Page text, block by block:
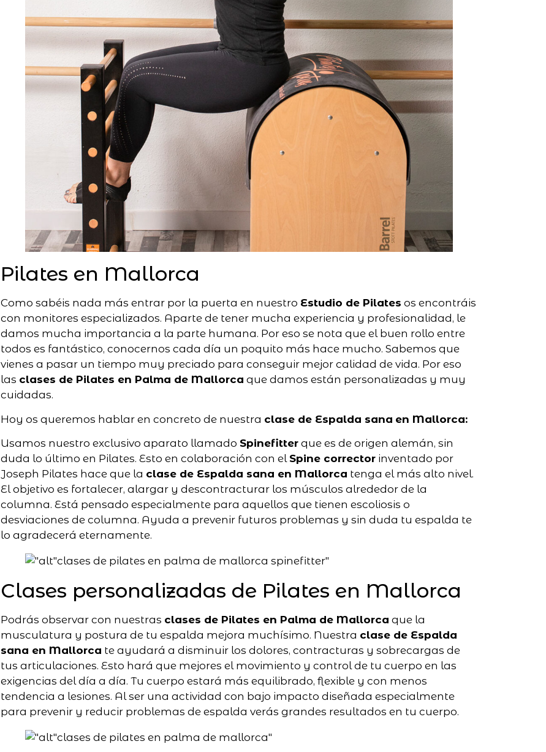
Pilates en Mallorca
Como sabéis nada más entrar por la puerta en nuestro Estudio de Pilates os encontráis
con monitores especializados. Aparte de tener mucha experiencia y profesionalidad, le
damos mucha importancia a la parte humana. Por eso se nota que el buen rollo entre
todos es fantástico, conocernos cada día un poquito más hace mucho. Sabemos que
vienes a pasar un tiempo muy preciado para conseguir mejor calidad de vida. Por eso
las clases de Pilates en Palma de Mallorca que damos están personalizadas y muy
cuidadas.
Hoy os queremos hablar en concreto de nuestra clase de Espalda sana en Mallorca:
Usamos nuestro exclusivo aparato llamado Spinefitter que es de origen alemán, sin
duda lo último en Pilates. Esto en colaboración con el Spine corrector inventado por
Joseph Pilates hace que la clase de Espalda sana en Mallorca tenga el más alto nivel.
El objetivo es fortalecer, alargar y descontracturar los músculos alrededor de la
columna. Está pensado especialmente para aquellos que tienen escoliosis o
desviaciones de columna. Ayuda a prevenir futuros problemas y sin duda tu espalda te
lo agradecerá eternamente.
Clases personalizadas de Pilates en Mallorca
Podrás observar con nuestras clases de Pilates en Palma de Mallorca que la
musculatura y postura de tu espalda mejora muchísimo. Nuestra clase de Espalda
sana en Mallorca te ayudará a disminuir los dolores, contracturas y sobrecargas de
tus articulaciones. Esto hará que mejores el movimiento y control de tu cuerpo en las
exigencias del día a día. Tu cuerpo estará más equilibrado, flexible y con menos
tendencia a lesiones. Al ser una actividad con bajo impacto diseñada especialmente
para prevenir y reducir problemas de espalda verás grandes resultados en tu cuerpo.